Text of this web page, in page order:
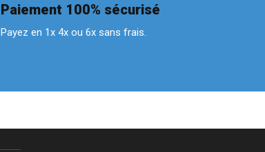
Paiement 100% sécurisé
Payez en 1x 4x ou 6x sans frais.